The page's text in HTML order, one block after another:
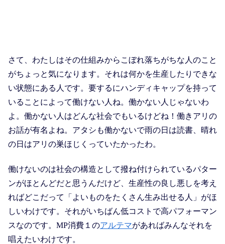
さて、わたしはその仕組みからこぼれ落ちがちな人のこと
がちょっと気になります。それは何かを生産したりできな
い状態にある人です。要するにハンディキャップを持って
いることによって働けない人ね。働かない人じゃないわ
よ。働かない人はどんな社会でもいるけどね！働きアリの
お話が有名よね。アタシも働かないで雨の日は読書、晴れ
の日はアリの巣ほじくっていたかったわ。
働けないのは社会の構造として撥ね付けられているパター
ンがほとんどだと思うんだけど、生産性の良し悪しを考え
ればどこだって「よいものをたくさん生み出せる人」がほ
しいわけです。それがいちばん低コストで高パフォーマン
スなのです。MP消費１のアルテマがあればみんなそれを
唱えたいわけです。